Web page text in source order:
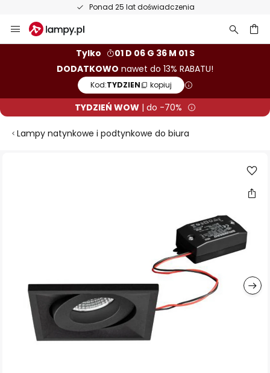
Ponad 25 lat doświadczenia
Przejdź
do
Tylko
01 D 06 G 36 M 00 S
DODATKOWO nawet do 13% RABATU!
Kod:TYDZIEN kopiuj
TYDZIEŃ WOW| do -70%
Lampy natynkowe i podtynkowe do biura